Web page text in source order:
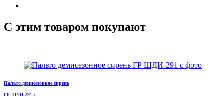
С этим товаром покупают
Пальто демисезонное сирень
ГР ШДИ-291 с